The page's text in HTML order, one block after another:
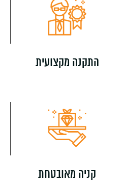
התקנה מקצועית
קניה מאובטחת